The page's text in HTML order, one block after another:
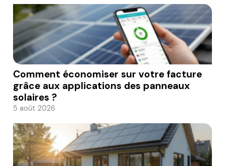
Comment économiser sur votre facture
grâce aux applications des panneaux
solaires ?
5 août 2026